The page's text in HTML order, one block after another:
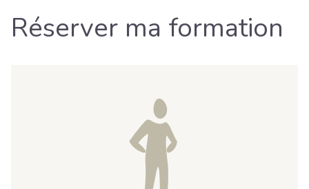
Réserver ma formation